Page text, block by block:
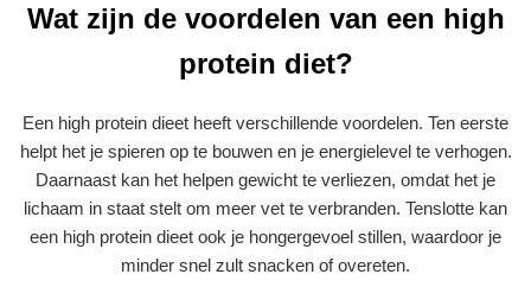
Wat zijn de voordelen van een high
protein diet?
Een high protein dieet heeft verschillende voordelen. Ten eerste
helpt het je spieren op te bouwen en je energielevel te verhogen.
Daarnaast kan het helpen gewicht te verliezen, omdat het je
lichaam in staat stelt om meer vet te verbranden. Tenslotte kan
een high protein dieet ook je hongergevoel stillen, waardoor je
minder snel zult snacken of overeten.